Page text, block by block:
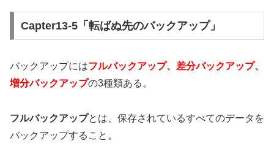
Capter13-5「転ばぬ先のバックアップ」
バックアップにはフルバックアップ、差分バックアップ、
増分バックアップの3種類ある。
フルバックアップとは、保存されているすべてのデータを
バックアップすること。